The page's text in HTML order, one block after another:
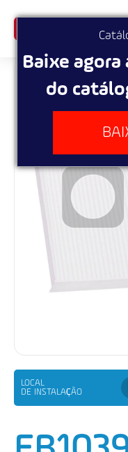
Baixe
do
LOCAL
DE INSTALAÇÃO